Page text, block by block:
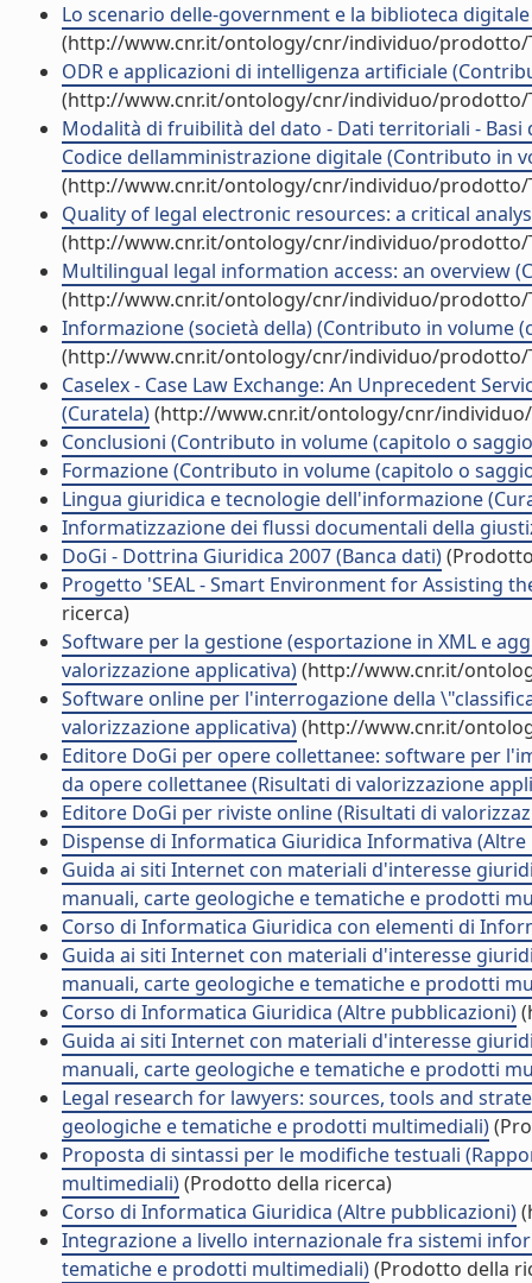
Lo scenario delle-government e la biblioteca
(http://www.cnr.it/ontology/cnr/individuo/prodotto/
ODR e applicazioni di intelligenza artificiale
(http://www.cnr.it/ontology/cnr/individuo/prodotto/
Modalità di fruibilità del dato - Dati territoriali - Basi
Codice dellamministrazione digitale (Contributo in
(http://www.cnr.it/ontology/cnr/individuo/prodotto/
Quality of legal electronic resources: a critical
(http://www.cnr.it/ontology/cnr/individuo/prodotto/
Multilingual legal information access: an overview
(http://www.cnr.it/ontology/cnr/individuo/prodotto/
Informazione (società della) (Contributo in volume
(http://www.cnr.it/ontology/cnr/individuo/prodotto/
Caselex - Case Law Exchange: An Unprecedent
(Curatela)(http://www.cnr.it/ontology/cnr/
Conclusioni (Contributo in volume (capitolo o
Formazione (Contributo in volume (capitolo o
Lingua giuridica e tecnologie dell'informazione
Informatizzazione dei flussi documentali della
DoGi - Dottrina Giuridica 2007 (Banca dati)
Progetto 'SEAL - Smart Environment for Assisting
ricerca)
Software per la gestione (esportazione in XML e
valorizzazione applicativa)(http://www.cnr.it/
Software online per l'interrogazione della
valorizzazione applicativa)(http://www.cnr.it/
Editore DoGi per opere collettanee: software per
da opere collettanee (Risultati di valorizzazione
Editore DoGi per riviste online (Risultati di
Dispense di Informatica Giuridica Informativa
Guida ai siti Internet con materiali d'interesse
manuali, carte geologiche e tematiche e prodotti
Corso di Informatica Giuridica con elementi di
Guida ai siti Internet con materiali d'interesse
manuali, carte geologiche e tematiche e prodotti
Corso di Informatica Giuridica (Altre pubblicazioni)
Guida ai siti Internet con materiali d'interesse
manuali, carte geologiche e tematiche e prodotti
Legal research for lawyers: sources, tools and
geologiche e tematiche e prodotti multimediali)
Proposta di sintassi per le modifiche testuali
multimediali)(Prodotto della ricerca)
Corso di Informatica Giuridica (Altre pubblicazioni)
Integrazione a livello internazionale fra sistemi
tematiche e prodotti multimediali)(Prodotto della